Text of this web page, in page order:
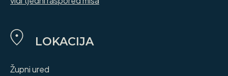
LOKACIJA
Župni ured